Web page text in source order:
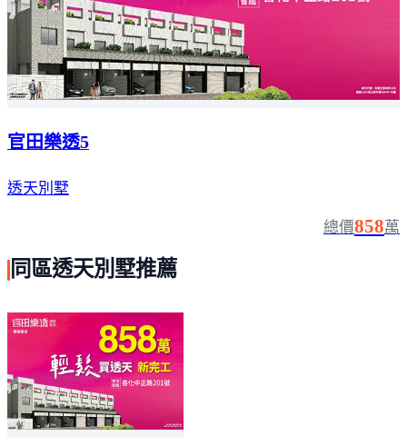
官田樂透5
透天別墅
總價858萬
同區透天別墅推薦